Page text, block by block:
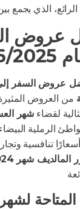
عروض
عروض السفر إلى
من العروض
لقضاء شهر
الرملية
تنافسية
المالديف شهر